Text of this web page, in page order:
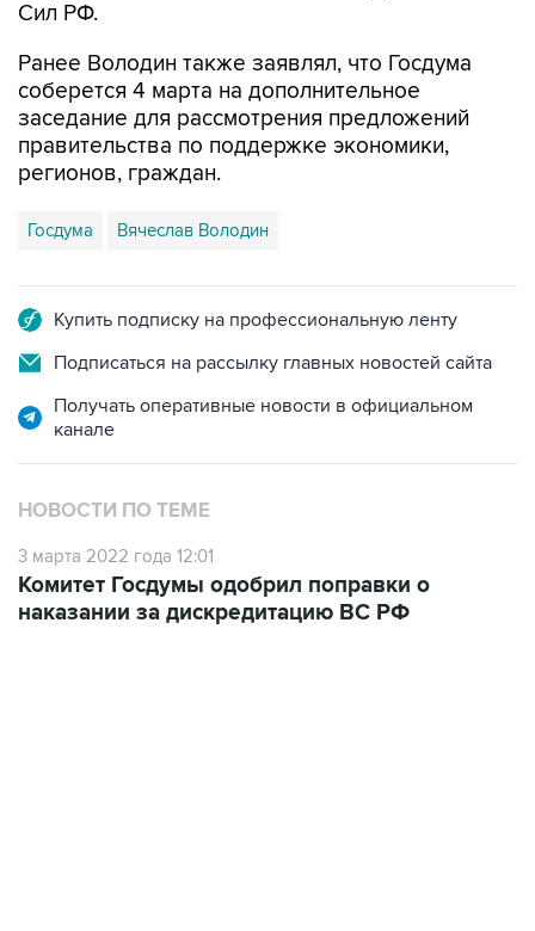
Ранее Володин также заявлял, что Госдума
заседание для рассмотрения предложений
правительства по поддержке экономики,
регионов, граждан.
Госдума Вячеслав Володин
Подписаться на рассылку главных новостей сайта
Получать оперативные новости в официальном
НОВОСТИ ПО ТЕМЕ
3 марта 2022 года 12:01
наказании за дискредитацию ВС РФ